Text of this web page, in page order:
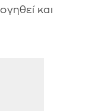
και